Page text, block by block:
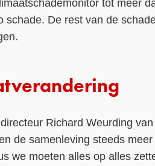
tot meer
schade. De rest van de
Richard Weurding
de samenleving steeds
we moeten alles op alles